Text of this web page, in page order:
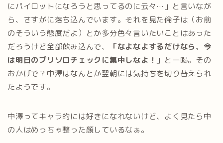
にパイロットになろうと思ってるのに云々…」と言いなが
ら、さすがに落ち込んでいます。それを見た倫子は（お前
のそういう態度だよ）とか多分色々言いたいことはあった
だろうけど全部飲み込んで、
「なよなよするだけなら、今
は明日のプリソロチェックに集中しなよ！」 と一喝。その
おかげで？中澤はなんとか翌朝には気持ちを切り替えられ
たようです。
中澤ってキャラ的には好きになれないけど、よく見たら中
の人はめっちゃ整った顔しているなぁ。